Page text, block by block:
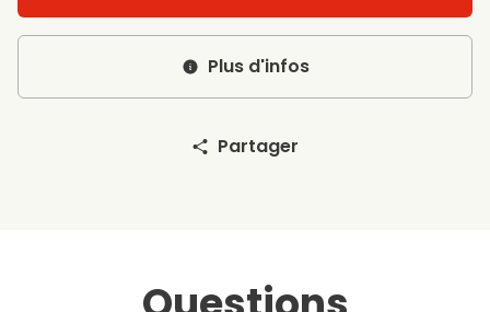
Plus d'infos
Partager